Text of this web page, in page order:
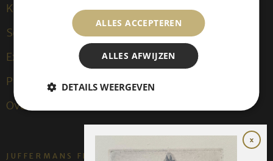
Kees van Dongen
Sculpturen
Exposities
Publicaties
Over ons
JUFFERMANS FINE ART IS:
ALLES ACCEPTEREN
ALLES AFWIJZEN
DETAILS WEERGEVEN